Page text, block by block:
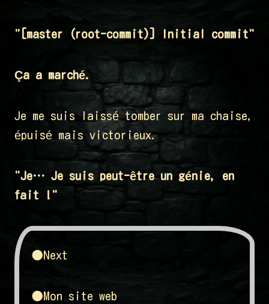
"[master (root-commit)] Initial commit"
Ça a marché.
Je me suis laissé tomber sur ma chaise,
épuisé mais victorieux.
"Je… Je suis peut-être un génie, en
fait !"
●Next
●Mon site web